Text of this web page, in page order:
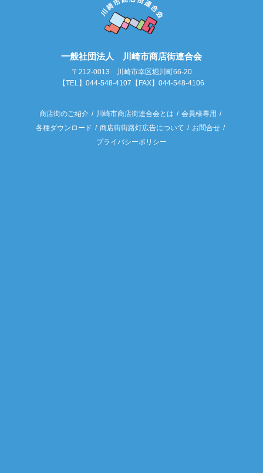
一般社団法人 川崎市商店街連合会
〒212-0013 川崎市幸区堀川町66-20
【TEL】044-548-4107【FAX】044-548-4106
商店街のご紹介 川崎市商店街連合会とは
会員様専用
各種ダウンロード
商店街街路灯広告について
お問合せ
プライバシーポリシー